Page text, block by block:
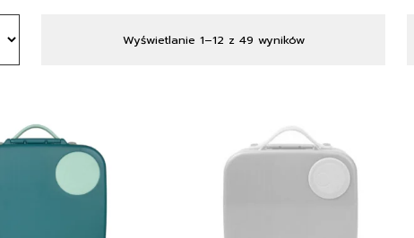
Wyświetlanie 1–12 z 49 wyników